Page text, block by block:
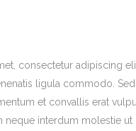
consectetur adipiscing
ligula commodo.
et convallis erat
neque interdum molestie